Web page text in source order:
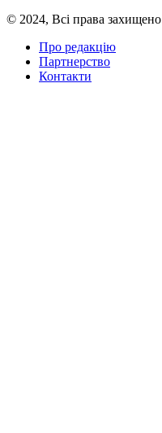
© 2024, Всі права захищено
Про редакцію
Партнерство
Контакти